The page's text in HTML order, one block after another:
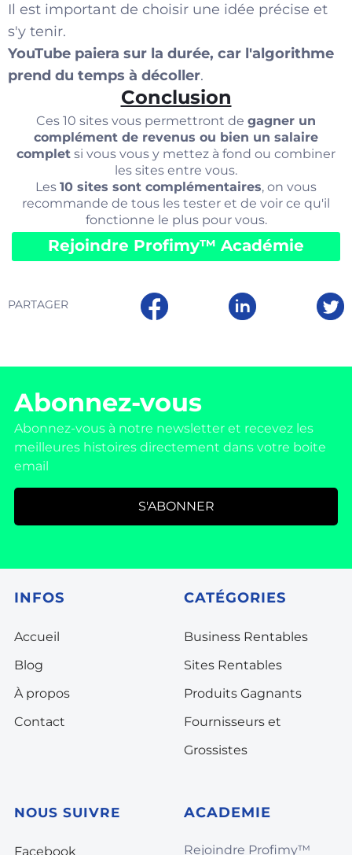
Il est important de choisir une idée précise et
s'y tenir.
YouTube paiera sur la durée, car l'algorithme
prend du temps à décoller.
Conclusion
Ces 10 sites vous permettront de gagner un
complément de revenus ou bien un salaire
complet si vous vous y mettez à fond ou combiner
les sites entre vous.
Les 10 sites sont complémentaires, on vous
recommande de tous les tester et de voir ce qu'il
fonctionne le plus pour vous.
Rejoindre Profimy™️ Académie
PARTAGER
Abonnez-vous
Abonnez-vous à notre newsletter et recevez les
meilleures histoires directement dans votre boite
email
S'ABONNER
INFOS
Accueil
Blog
À propos
Contact
CATÉGORIES
Business Rentables
Sites Rentables
Produits Gagnants
Fournisseurs et
Grossistes
NOUS SUIVRE
Facebook
ACADEMIE
Rejoindre Profimy™️